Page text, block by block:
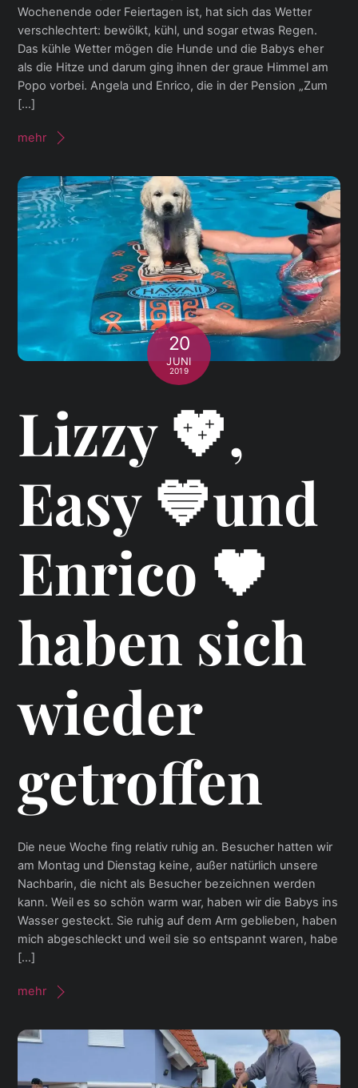
Wochenende oder Feiertagen ist, hat sich das Wetter
verschlechtert: bewölkt, kühl, und sogar etwas Regen.
Das kühle Wetter mögen die Hunde und die Babys eher
als die Hitze und darum ging ihnen der graue Himmel am
Popo vorbei. Angela und Enrico, die in der Pension „Zum
[…]
mehr
20
JUNI
2019
Lizzy 💖,
Easy 💙und
Enrico 🖤
haben sich
wieder
getroffen
Die neue Woche fing relativ ruhig an. Besucher hatten wir
am Montag und Dienstag keine, außer natürlich unsere
Nachbarin, die nicht als Besucher bezeichnen werden
kann. Weil es so schön warm war, haben wir die Babys ins
Wasser gesteckt. Sie ruhig auf dem Arm geblieben, haben
mich abgeschleckt und weil sie so entspannt waren, habe
[…]
mehr